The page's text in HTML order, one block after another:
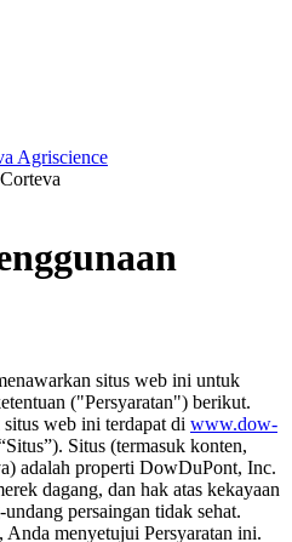
Agriscience
situs web ini untuk
("Persyaratan") berikut.
web ini terdapat di www.dow-
Situs (termasuk konten,
adalah properti DowDuPont, Inc.
dagang, dan hak atas kekayaan
persaingan tidak sehat.
menyetujui Persyaratan ini.